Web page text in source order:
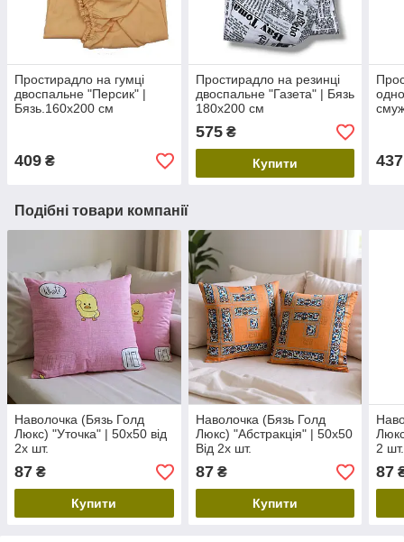
Простирадло на гумці
двоспальне "Персик" |
Бязь.160х200 см
409 ₴
Простирадло на резинці
двоспальне "Газета" | Бязь
180х200 см
575₴
Купити 437
Подібні товари компанії
Наволочка (Бязь Голд
Люкс) "Уточка" | 50х50 від
2х шт.
87 ₴
Купити
Наволочка (Бязь Голд
Люкс) "Абстракція" | 50х50
Від 2х шт.
87₴
Купити
2 шт.
87